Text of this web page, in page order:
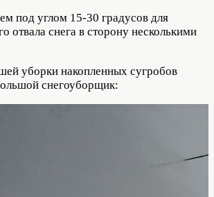
под углом 15-30 градусов для
отвала снега в сторону несколькими
уборки накопленных сугробов
снегоуборщик: